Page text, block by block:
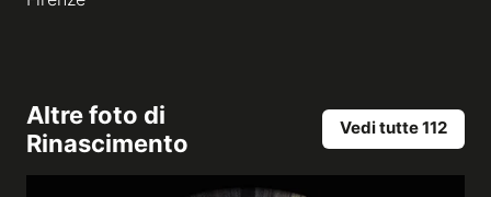
Altre foto di
Rinascimento
Vedi tutte 112